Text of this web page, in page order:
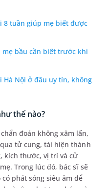
8 tuần giúp mẹ biết được
mẹ bầu cần biết trước khi
Hà Nội ở đâu uy tín, không
thế nào?
đoán không xâm lấn,
tử cung, tái hiện thành
kích thước, vị trí và cử
Trong lúc đó, bác sĩ sẽ
phát sóng siêu âm để